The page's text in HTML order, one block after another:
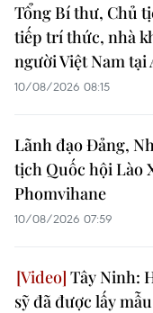
Tổng Bí thư, Chủ
tiếp trí thức, nhà
người Việt Nam tại
10/08/2026 08:15
Lãnh đạo Đảng,
tịch Quốc hội Lào
Phomvihane
10/08/2026 07:59
Tây Ninh:
sỹ đã được lấy